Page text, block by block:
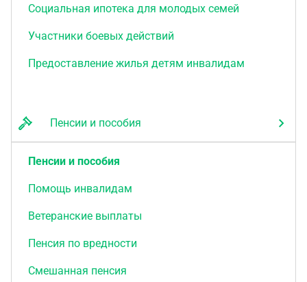
Социальная ипотека для молодых семей
Участники боевых действий
Предоставление жилья детям инвалидам
Пенсии и пособия
Пенсии и пособия
Помощь инвалидам
Ветеранские выплаты
Пенсия по вредности
Смешанная пенсия